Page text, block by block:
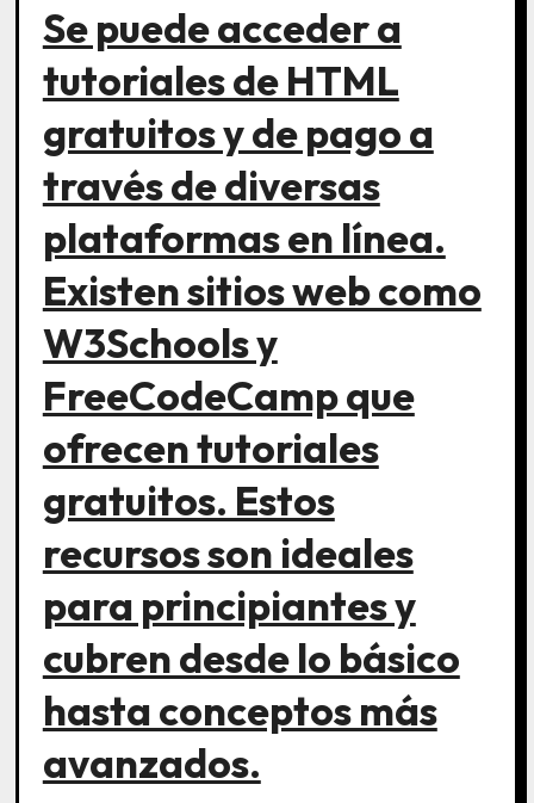
Se puede acceder a
tutoriales de HTML
gratuitos y de pago a
través de diversas
plataformas en línea.
Existen sitios web como
W3Schools y
FreeCodeCamp que
ofrecen tutoriales
gratuitos. Estos
recursos son ideales
para principiantes y
cubren desde lo básico
hasta conceptos más
avanzados.